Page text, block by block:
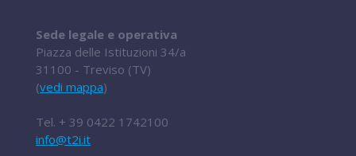
Sede legale e operativa
Piazza delle Istituzioni 34/a
31100 - Treviso (TV)
(vedi mappa)
Tel. + 39 0422 1742100
info@t2i.it